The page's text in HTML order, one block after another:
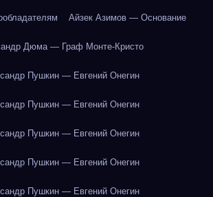
Айзек Азимов — Основание
Дюма — Граф Монте-Кристо
Пушкин — Евгений Онегин
Пушкин — Евгений Онегин
Пушкин — Евгений Онегин
Пушкин — Евгений Онегин
Пушкин — Евгений Онегин